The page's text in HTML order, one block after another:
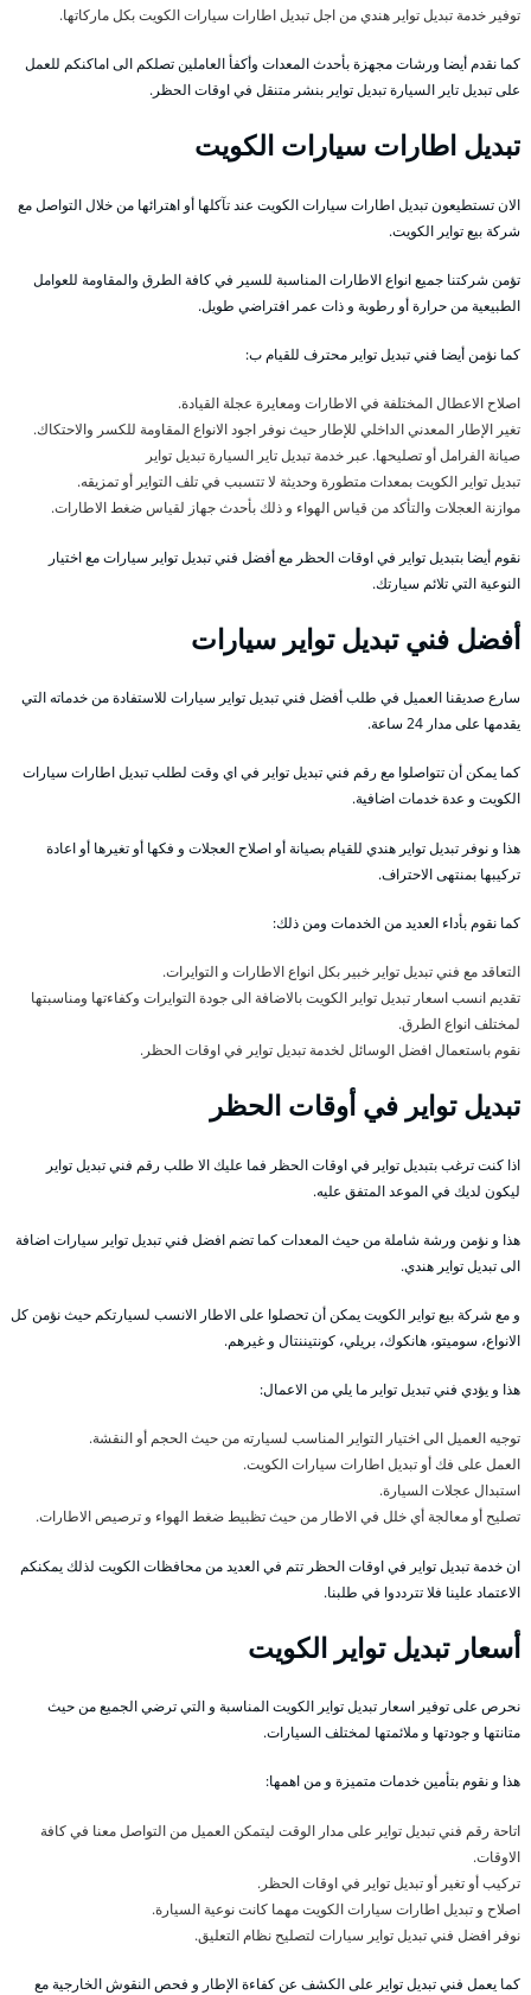
توفير خدمة تبديل تواير هندي من اجل تبديل اطارات سيارات الكويت بكل ماركاتها.
كما نقدم أيضا ورشات مجهزة بأحدث المعدات وأكفأ العاملين تصلكم الى اماكنكم للعمل
على تبديل تاير السيارة تبديل تواير بنشر متنقل في اوقات الحظر.
تبديل اطارات سيارات الكويت
الان تستطيعون تبديل اطارات سيارات الكويت عند تآكلها أو اهترائها من خلال التواصل مع
شركة بيع تواير الكويت.
تؤمن شركتنا جميع انواع الاطارات المناسبة للسير في كافة الطرق والمقاومة للعوامل
الطبيعية من حرارة أو رطوبة و ذات عمر افتراضي طويل.
كما نؤمن أيضا فني تبديل تواير محترف للقيام ب:
اصلاح الاعطال المختلفة في الاطارات ومعايرة عجلة القيادة.
تغير الإطار المعدني الداخلي للإطار حيث نوفر اجود الانواع المقاومة للكسر والاحتكاك.
صيانة الفرامل أو تصليحها. عبر خدمة تبديل تاير السيارة تبديل تواير
تبديل تواير الكويت بمعدات متطورة وحديثة لا تتسبب في تلف التواير أو تمزيقه.
موازنة العجلات والتأكد من قياس الهواء و ذلك بأحدث جهاز لقياس ضغط الاطارات.
نقوم أيضا بتبديل تواير في اوقات الحظر مع أفضل فني تبديل تواير سيارات مع اختيار
النوعية التي تلائم سيارتك.
أفضل فني تبديل تواير سيارات
سارع صديقنا العميل في طلب أفضل فني تبديل تواير سيارات للاستفادة من خدماته التي
يقدمها على مدار 24 ساعة.
كما يمكن أن تتواصلوا مع رقم فني تبديل تواير في اي وقت لطلب تبديل اطارات سيارات
الكويت و عدة خدمات اضافية.
هذا و نوفر تبديل تواير هندي للقيام بصيانة أو اصلاح العجلات و فكها أو تغيرها أو اعادة
تركيبها بمنتهى الاحتراف.
كما نقوم بأداء العديد من الخدمات ومن ذلك:
التعاقد مع فني تبديل تواير خبير بكل انواع الاطارات و التوايرات.
تقديم انسب اسعار تبديل تواير الكويت بالاضافة الى جودة التوايرات وكفاءتها ومناسبتها
لمختلف انواع الطرق.
نقوم باستعمال افضل الوسائل لخدمة تبديل تواير في اوقات الحظر.
تبديل تواير في أوقات الحظر
اذا كنت ترغب بتبديل تواير في اوقات الحظر فما عليك الا طلب رقم فني تبديل تواير
ليكون لديك في الموعد المتفق عليه.
هذا و نؤمن ورشة شاملة من حيث المعدات كما تضم افضل فني تبديل تواير سيارات اضافة
الى تبديل تواير هندي.
و مع شركة بيع تواير الكويت يمكن أن تحصلوا على الاطار الانسب لسيارتكم حيث نؤمن كل
الانواع، سوميتو، هانكوك، بريلي، كونتيننتال و غيرهم.
هذا و يؤدي فني تبديل تواير ما يلي من الاعمال:
توجيه العميل الى اختيار التواير المناسب لسيارته من حيث الحجم أو النقشة.
العمل على فك أو تبديل اطارات سيارات الكويت.
استبدال عجلات السيارة.
تصليح أو معالجة أي خلل في الاطار من حيث تظبيط ضغط الهواء و ترصيص الاطارات.
ان خدمة تبديل تواير في اوقات الحظر تتم في العديد من محافظات الكويت لذلك يمكنكم
الاعتماد علينا فلا تترددوا في طلبنا.
أسعار تبديل تواير الكويت
نحرص على توفير اسعار تبديل تواير الكويت المناسبة و التي ترضي الجميع من حيث
متانتها و جودتها و ملائمتها لمختلف السيارات.
هذا و نقوم بتأمين خدمات متميزة و من اهمها:
اتاحة رقم فني تبديل تواير على مدار الوقت ليتمكن العميل من التواصل معنا في كافة
الاوقات.
تركيب أو تغير أو تبديل تواير في اوقات الحظر.
اصلاح و تبديل اطارات سيارات الكويت مهما كانت نوعية السيارة.
نوفر افضل فني تبديل تواير سيارات لتصليح نظام التعليق.
كما يعمل فني تبديل تواير على الكشف عن كفاءة الإطار و فحص النقوش الخارجية مع